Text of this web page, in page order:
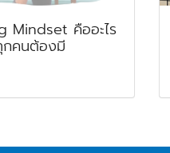
Mindset คืออะไร
กคนต้องมี